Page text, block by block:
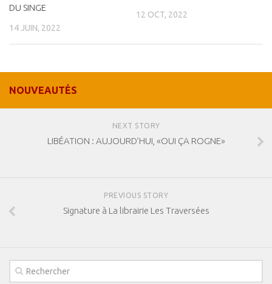
DU SINGE
14 JUIN, 2022
12 OCT, 2022
NOUVEAUTÉS
NEXT STORY
LIBÉATION : AUJOURD’HUI, «OUI ÇA ROGNE»
PREVIOUS STORY
Signature à La librairie Les Traversées